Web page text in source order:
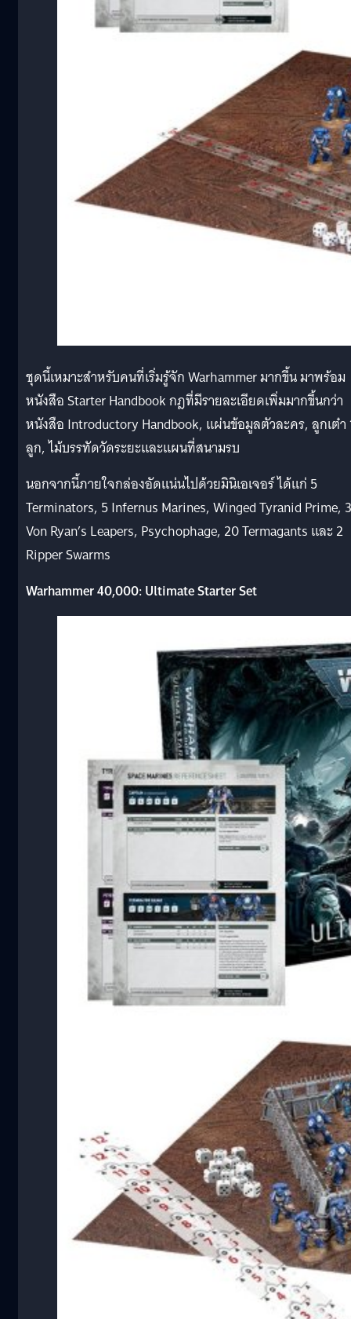
ชุดนี้เหมาะสำหรับคนที่เริ่มรู้จัก Warhammer มากขึ้น มาพร้อม
หนังสือ Starter Handbook กฎที่มีรายละเอียดเพิ่มมากขึ้นกว่า
หนังสือ Introductory Handbook, แผ่นข้อมูลตัวละคร, ลูกเต๋า
ลูก, ไม้บรรทัดวัดระยะและแผนที่สนามรบ
นอกจากนี้ภายใจกล่องอัดแน่นไปด้วยมินิเอเจอร์ ได้แก่ 5
Terminators, 5 Infernus Marines, Winged Tyranid Prime, 3
Von Ryan’s Leapers, Psychophage, 20 Termagants และ 2
Ripper Swarms
Warhammer 40,000: Ultimate Starter Set